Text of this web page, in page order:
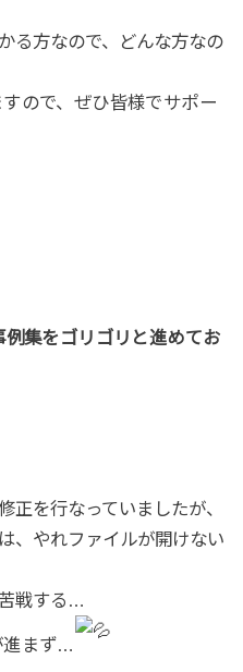
る方なので、どんな方なの
ので、ぜひ皆様でサポー
集をゴリゴリと進めてお
正を行なっていましたが、
、やれファイルが開けない
戦する…
進まず…